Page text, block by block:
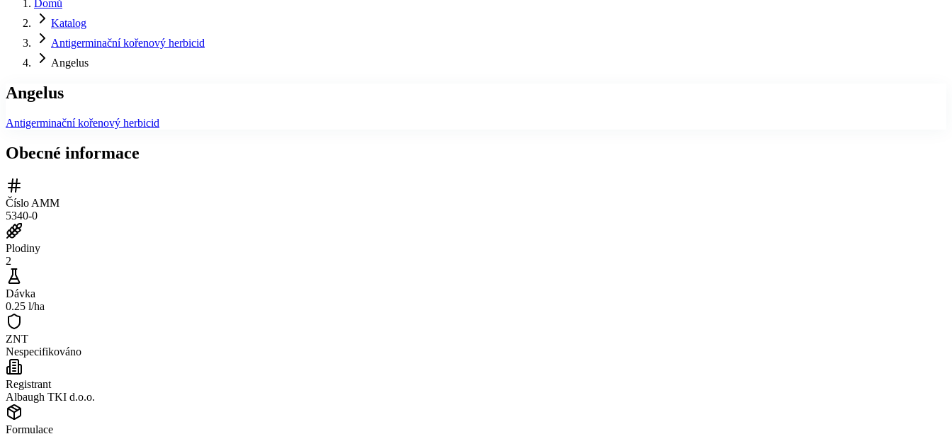
Domů
Katalog
Antigerminační kořenový herbicid
Angelus
Angelus
Antigerminační kořenový herbicid
Obecné informace
Číslo AMM
5340-0
Plodiny
2
Dávka
0.25 l/ha
ZNT
Nespecifikováno
Registrant
Albaugh TKI d.o.o.
Formulace